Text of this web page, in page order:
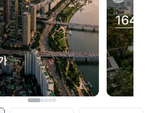
이용에 불편을 드려 죄송합니다.
다시 시도